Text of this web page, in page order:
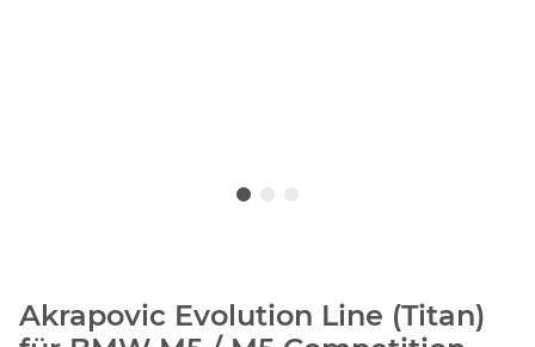
Akrapovic Evolution Line (Titan)